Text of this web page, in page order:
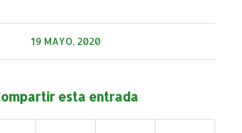
19 MAYO, 2020
esta entrada